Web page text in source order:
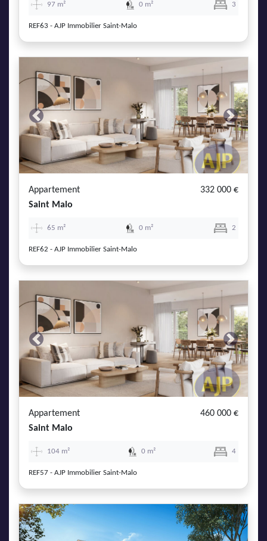
97 m² 0 m² 3
REF63 - AJP Immobilier Saint-Malo
Previous Next
Appartement
332 000 €
Saint Malo
65 m² 0 m² 2
REF62 - AJP Immobilier Saint-Malo
Previous Next
Appartement
460 000 €
Saint Malo
104 m² 0 m² 4
REF57 - AJP Immobilier Saint-Malo